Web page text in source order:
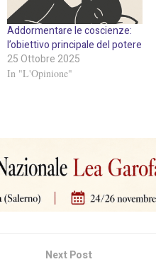
Addormentare le coscienze:
l’obiettivo principale del potere
25 Ottobre 2025
In "L'Opinione"
Next Post